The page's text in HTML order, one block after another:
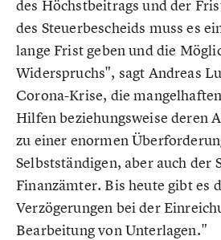
des Höchstbeitrags und der
des Steuerbescheids muss es
lange Frist geben und die
Widerspruchs", sagt Andreas
Corona-Krise, die
Hilfen beziehungsweise deren
zu einer enormen
Selbstständigen, aber auch der
Finanzämter. Bis heute gibt es
Verzögerungen bei der
Bearbeitung von Unterlagen."